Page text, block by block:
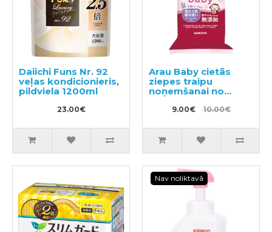
Daiichi Funs Nr. 92
veļas kondicionieris,
pildviela 1200ml
23.00€
Arau Baby cietās
ziepes traipu
noņemšanai no
bērnu veļas 110g
9.00€ 10.00€
Nav noliktavā